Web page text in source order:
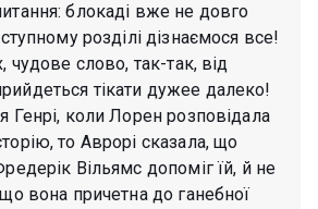
блокаді вже не довго
розділі дізнаємося все!
чудове слово, так-так, від
тікати дужее далеко!
Генрі, коли Лорен розповідала
то Аврорі сказала, що
Вільямс допоміг їй, й не
вона причетна до ганебної